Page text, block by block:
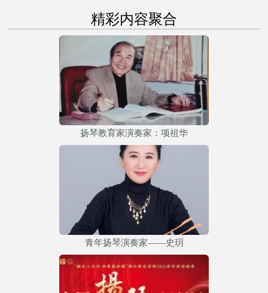
精彩内容聚合
扬琴教育家演奏家：项祖华
青年扬琴演奏家——史玥